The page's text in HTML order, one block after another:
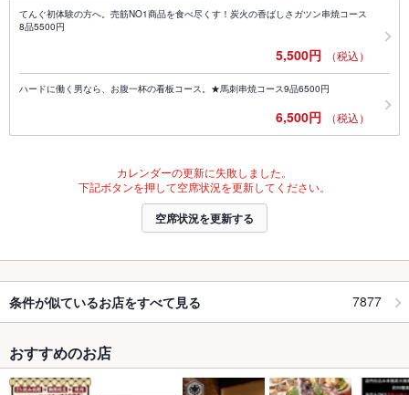
てんぐ初体験の方へ。売筋NO1商品を食べ尽くす！炭火の香ばしさガツン串焼コース
8品5500円
5,500円 （税込）
ハードに働く男なら、お腹一杯の看板コース。★馬刺串焼コース9品6500円
6,500円 （税込）
カレンダーの更新に失敗しました。
下記ボタンを押して空席状況を更新してください。
空席状況を更新する
条件が似ているお店をすべて見る 7877
おすすめのお店